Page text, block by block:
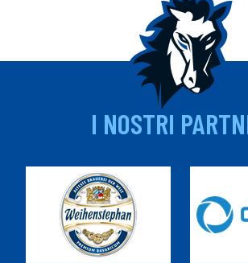
I NOSTRI